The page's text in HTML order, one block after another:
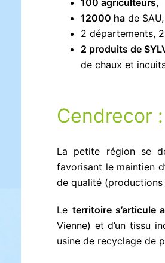
12000 ha de SAU,
2 départements,
2 produits de
de chaux et
Cendrecor
La petite région se
favorisant le maintien
de qualité (productions
Le territoire s’articule
Vienne) et d’un tissu
usine de recyclage de